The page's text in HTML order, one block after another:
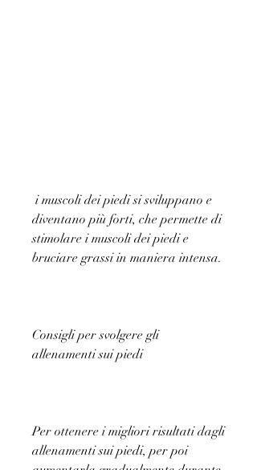
diventano più forti, che permette di
stimolare i muscoli dei piedi e
bruciare grassi in maniera intensa.
Consigli per svolgere gli
allenamenti sui piedi
Per ottenere i migliori risultati dagli
allenamenti sui piedi, per poi